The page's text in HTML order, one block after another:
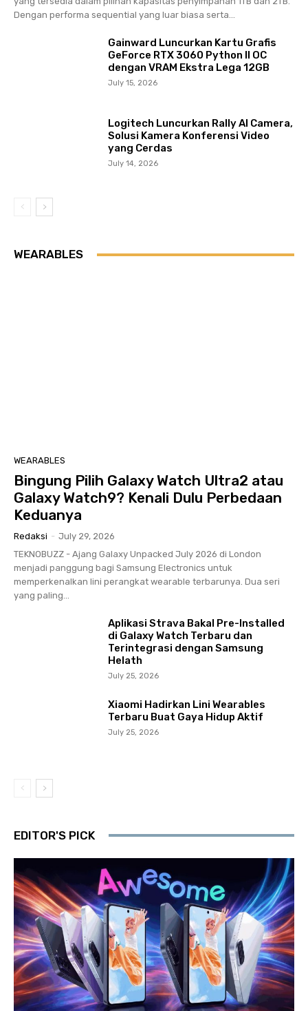
Dengan performa sequential yang luar biasa serta...
Gainward Luncurkan Kartu Grafis
GeForce RTX 3060 Python II OC
dengan VRAM Ekstra Lega 12GB
July 15, 2026
Logitech Luncurkan Rally AI Camera,
Solusi Kamera Konferensi Video
yang Cerdas
July 14, 2026
WEARABLES
WEARABLES
Bingung Pilih Galaxy Watch Ultra2 atau
Galaxy Watch9? Kenali Dulu Perbedaan
Keduanya
Redaksi - July 29, 2026
TEKNOBUZZ - Ajang Galaxy Unpacked July 2026 di London
menjadi panggung bagi Samsung Electronics untuk
memperkenalkan lini perangkat wearable terbarunya. Dua seri
yang paling...
Aplikasi Strava Bakal Pre-Installed
di Galaxy Watch Terbaru dan
Terintegrasi dengan Samsung
Helath
July 25, 2026
Xiaomi Hadirkan Lini Wearables
Terbaru Buat Gaya Hidup Aktif
July 25, 2026
EDITOR'S PICK